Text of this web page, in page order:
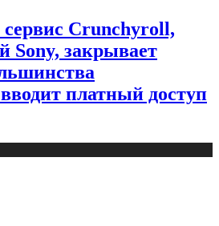
Crunchyroll,
Sony, закрывает
платный доступ